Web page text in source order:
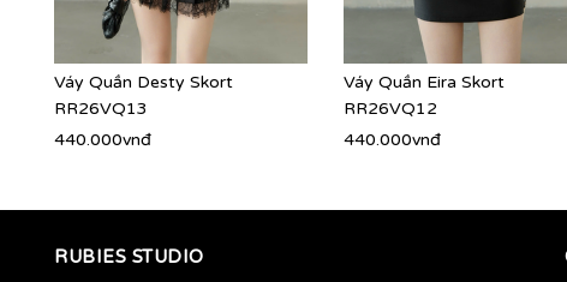
Váy Quần Desty Skort
RR26VQ13
440.000vnđ
Váy Quần Eira Skort
RR26VQ12
440.000vnđ
RUBIES STUDIO